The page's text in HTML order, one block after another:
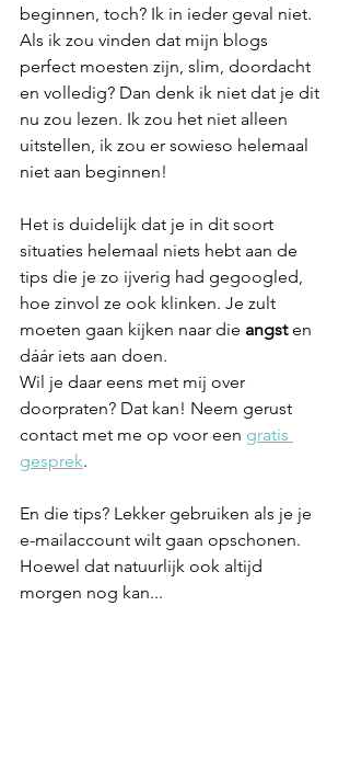
beginnen, toch? Ik in ieder geval niet.
Als ik zou vinden dat mijn blogs
perfect moesten zijn, slim, doordacht
en volledig? Dan denk ik niet dat je dit
nu zou lezen. Ik zou het niet alleen
uitstellen, ik zou er sowieso helemaal
niet aan beginnen!
Het is duidelijk dat je in dit soort
situaties helemaal niets hebt aan de
tips die je zo ijverig had gegoogled,
hoe zinvol ze ook klinken. Je zult
moeten gaan kijken naar die angst en
dáár iets aan doen.
Wil je daar eens met mij over
doorpraten? Dat kan! Neem gerust
contact met me op voor een gratis
gesprek.
En die tips? Lekker gebruiken als je je
e-mailaccount wilt gaan opschonen.
Hoewel dat natuurlijk ook altijd
morgen nog kan...